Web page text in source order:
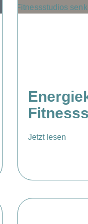
Jetzt lesen